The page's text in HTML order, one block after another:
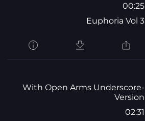
00:25
Euphoria Vol 3
With Open Arms Underscore-
Version
02:31